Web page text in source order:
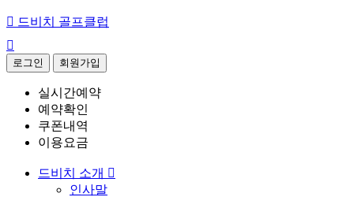
 드비치 골프클럽

로그인 회원가입
실시간예약
예약확인
쿠폰내역
이용요금
드비치 소개 
인사말